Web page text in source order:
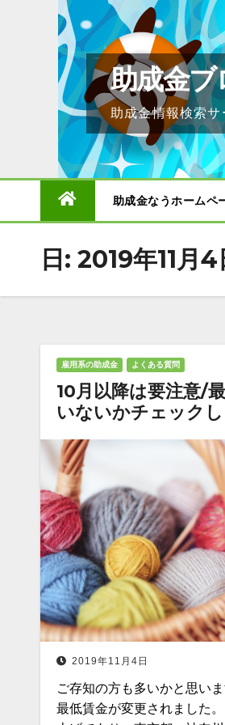
助成金ブ
助成金情報検索
助成金なうホームペ
日: 2019年11月4
雇用系の助成金 よくある質問
10月以降は要注意/
いないかチェックし
2019年11月4日
ご存知の方も多いかと思い
最低賃金が変更されました